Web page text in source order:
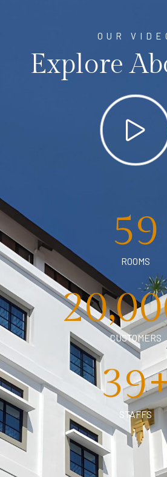
OUR
Explore
59
ROOMS
20,00
CUSTOMERS
39
STAFFS